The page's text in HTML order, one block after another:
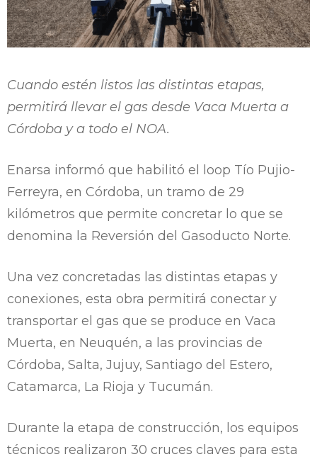
Cuando estén listos las distintas etapas,
permitirá llevar el gas desde Vaca Muerta a
Córdoba y a todo el NOA.
Enarsa informó que habilitó el loop Tío Pujio-
Ferreyra, en Córdoba, un tramo de 29
kilómetros que permite concretar lo que se
denomina la Reversión del Gasoducto Norte.
Una vez concretadas las distintas etapas y
conexiones, esta obra permitirá conectar y
transportar el gas que se produce en Vaca
Muerta, en Neuquén, a las provincias de
Córdoba, Salta, Jujuy, Santiago del Estero,
Catamarca, La Rioja y Tucumán.
Durante la etapa de construcción, los equipos
técnicos realizaron 30 cruces claves para esta